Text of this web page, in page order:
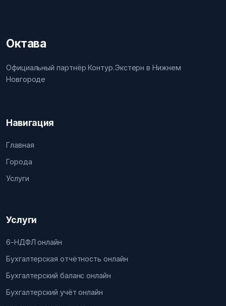
Октава
Официальный партнёр Контур.Экстерн в Нижнем
Новгороде
Навигация
Главная
Города
Услуги
Услуги
6-НДФЛ онлайн
Бухгалтерская отчётность онлайн
Бухгалтерский баланс онлайн
Бухгалтерский учёт онлайн